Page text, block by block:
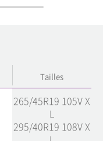
Tailles
265/45R19 105V X
L
295/40R19 108V X